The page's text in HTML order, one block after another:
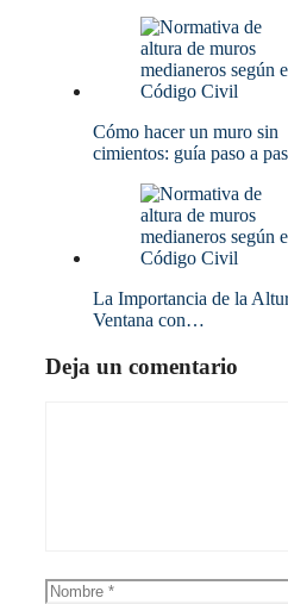
Cómo hacer un muro sin
cimientos: guía paso a
La Importancia de la
Ventana con…
Deja un comentario
Nombre